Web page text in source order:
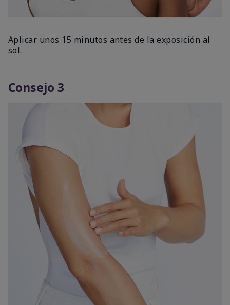
Aplicar unos 15 minutos antes de la exposición al
sol.
Consejo 3